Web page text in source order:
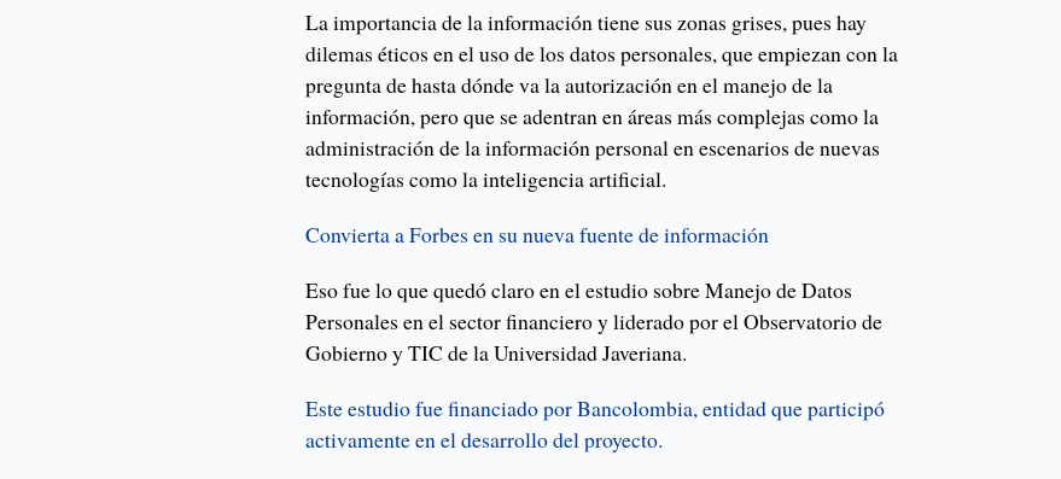
La importancia de la información tiene sus zonas grises, pues hay
dilemas éticos en el uso de los datos personales, que empiezan con la
pregunta de hasta dónde va la autorización en el manejo de la
información, pero que se adentran en áreas más complejas como la
administración de la información personal en escenarios de nuevas
tecnologías como la inteligencia artificial.
Convierta a Forbes en su nueva fuente de información
Eso fue lo que quedó claro en el estudio sobre Manejo de Datos
Personales en el sector financiero y liderado por el Observatorio de
Gobierno y TIC de la Universidad Javeriana.
Este estudio fue financiado por Bancolombia, entidad que participó
activamente en el desarrollo del proyecto.